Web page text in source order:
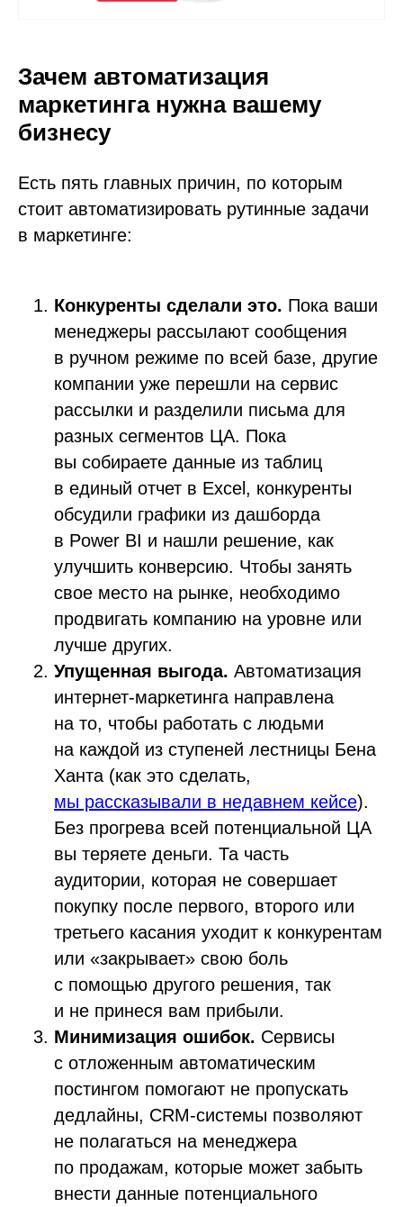
Зачем автоматизация
маркетинга нужна вашему
бизнесу
Есть пять главных причин, по которым
стоит автоматизировать рутинные задачи
в маркетинге:
Конкуренты сделали это. Пока ваши
менеджеры рассылают сообщения
в ручном режиме по всей базе, другие
компании уже перешли на сервис
рассылки и разделили письма для
разных сегментов ЦА. Пока
вы собираете данные из таблиц
в единый отчет в Excel, конкуренты
обсудили графики из дашборда
в Power BI и нашли решение, как
улучшить конверсию. Чтобы занять
свое место на рынке, необходимо
продвигать компанию на уровне или
лучше других.
Упущенная выгода. Автоматизация
интернет-маркетинга направлена
на то, чтобы работать с людьми
на каждой из ступеней лестницы Бена
Ханта (как это сделать,
мы рассказывали в недавнем кейсе).
Без прогрева всей потенциальной ЦА
вы теряете деньги. Та часть
аудитории, которая не совершает
покупку после первого, второго или
третьего касания уходит к конкурентам
или «закрывает» свою боль
с помощью другого решения, так
и не принеся вам прибыли.
Минимизация ошибок. Сервисы
с отложенным автоматическим
постингом помогают не пропускать
дедлайны, CRM-системы позволяют
не полагаться на менеджера
по продажам, которые может забыть
внести данные потенциального